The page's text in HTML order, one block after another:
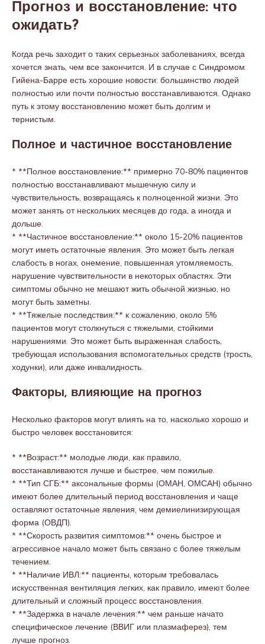
Прогноз и восстановление: что
ожидать?
Когда речь заходит о таких серьезных заболеваниях, всегда
хочется знать, чем все закончится. И в случае с Синдромом
Гийена-Барре есть хорошие новости: большинство людей
полностью или почти полностью восстанавливаются. Однако
путь к этому восстановлению может быть долгим и
тернистым.
Полное и частичное восстановление
* **Полное восстановление:** примерно 70-80% пациентов
полностью восстанавливают мышечную силу и
чувствительность, возвращаясь к полноценной жизни. Это
может занять от нескольких месяцев до года, а иногда и
дольше.
* **Частичное восстановление:** около 15-20% пациентов
могут иметь остаточные явления. Это может быть легкая
слабость в ногах, онемение, повышенная утомляемость,
нарушение чувствительности в некоторых областях. Эти
симптомы обычно не мешают жить обычной жизнью, но
могут быть заметны.
* **Тяжелые последствия:** к сожалению, около 5%
пациентов могут столкнуться с тяжелыми, стойкими
нарушениями. Это может быть выраженная слабость,
требующая использования вспомогательных средств (трость,
ходунки), или даже инвалидность.
Факторы, влияющие на прогноз
Несколько факторов могут влиять на то, насколько хорошо и
быстро человек восстановится:
* **Возраст:** молодые люди, как правило,
восстанавливаются лучше и быстрее, чем пожилые.
* **Тип СГБ:** аксональные формы (ОМАН, ОМСАН) обычно
имеют более длительный период восстановления и чаще
оставляют остаточные явления, чем демиелинизирующая
форма (ОВДП).
* **Скорость развития симптомов:** очень быстрое и
агрессивное начало может быть связано с более тяжелым
течением.
* **Наличие ИВЛ:** пациенты, которым требовалась
искусственная вентиляция легких, как правило, имеют более
длительный и сложный процесс восстановления.
* **Задержка в начале лечения:** чем раньше начато
специфическое лечение (ВВИГ или плазмаферез), тем
лучше прогноз.